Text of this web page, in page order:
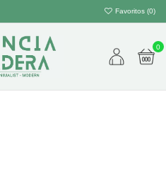
Favoritos (0)
0